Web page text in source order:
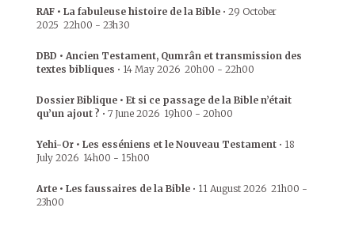
RAF • La fabuleuse histoire de la Bible • 29 October
2025 22h00 - 23h30
DBD • Ancien Testament, Qumrân et transmission des
textes bibliques • 14 May 2026 20h00 - 22h00
Dossier Biblique • Et si ce passage de la Bible n’était
qu’un ajout ? • 7 June 2026 19h00 - 20h00
Yehi-Or • Les esséniens et le Nouveau Testament • 18
July 2026 14h00 - 15h00
Arte • Les faussaires de la Bible • 11 August 2026 21h00 -
23h00